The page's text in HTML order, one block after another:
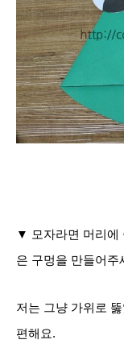
▼ 모자라면 머리에
은 구멍을 만들어주
저는 그냥 가위로
편해요.